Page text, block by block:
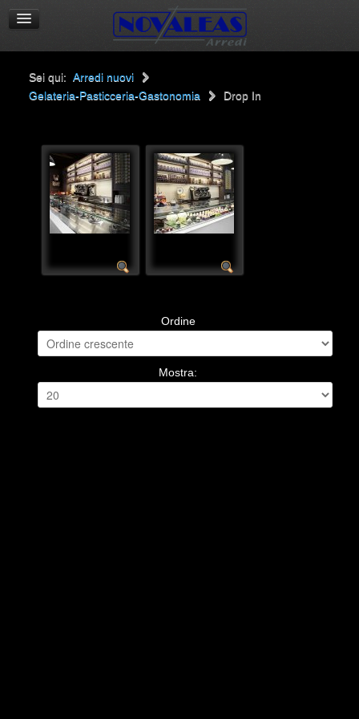
Sei qui:Arredi nuovi
Gelateria-Pasticceria-Gastonomia
Drop In
Ordine
Mostra: